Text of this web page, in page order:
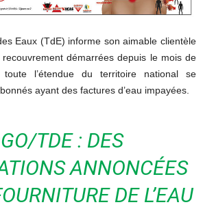
Eaux (TdE) informe son aimable clientèle
démarrées depuis le mois de
l’étendue du territoire national se
ayant des factures d’eau impayées.
TDE : DES
ANNONCÉES
DE L’EAU